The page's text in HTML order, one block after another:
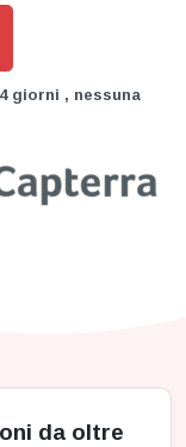
giorni , nessuna
da oltre